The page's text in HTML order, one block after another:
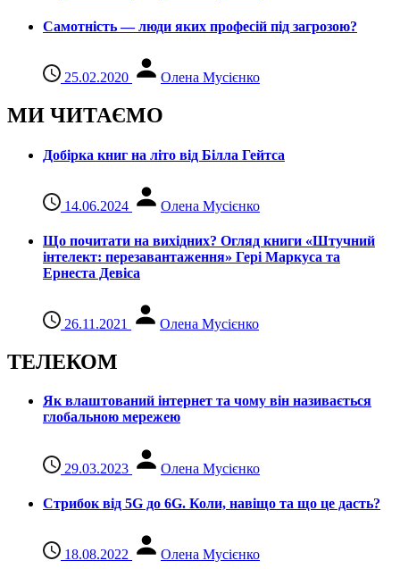
Самотність — люди яких професій під загрозою?
25.02.2020 Олена Мусієнко
МИ ЧИТАЄМО
Добірка книг на літо від Білла Гейтса
14.06.2024 Олена Мусієнко
Що почитати на вихідних? Огляд книги «Штучний
інтелект: перезавантаження» Гері Маркуса та
Ернеста Девіса
26.11.2021 Олена Мусієнко
ТЕЛЕКОМ
Як влаштований інтернет та чому він називається
глобальною мережею
29.03.2023 Олена Мусієнко
Стрибок від 5G до 6G. Коли, навіщо та що це даcть?
18.08.2022 Олена Мусієнко